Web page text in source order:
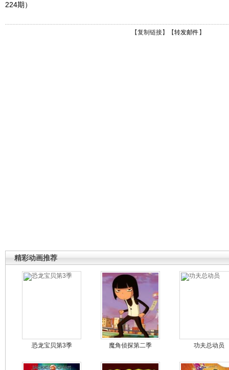
224期）
【复制链接】【转发邮件 】
精彩动画推荐
恐龙宝贝第3季 魔角侦探第二季 功夫总动员